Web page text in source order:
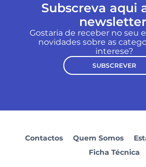
Subscreva aqui
Gostaria de receber no seu
novidades sobre as
interese?
SUBSCREVER
Contactos Quem Somos
Ficha Técnica